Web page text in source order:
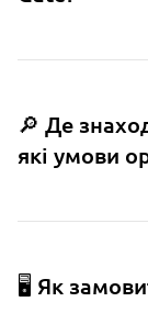
🔎 Де
які умови
🖥️ Як